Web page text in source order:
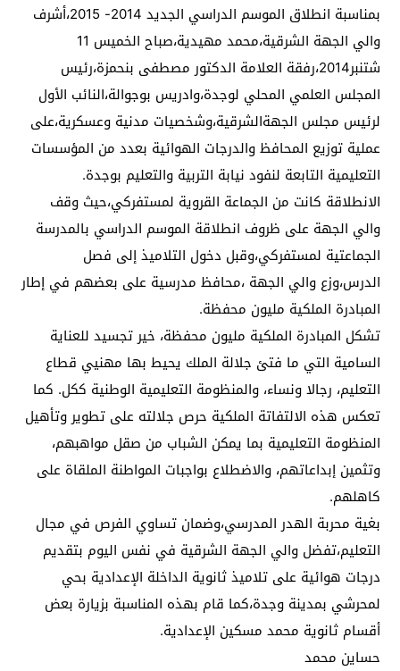
بمناسبة انطلاق الموسم الدراسي الجديد 2014- 2015،أشرف
والي الجهة الشرقية،محمد مهيدية،صباح الخميس 11
شتنبر2014،رفقة العلامة الدكتور مصطفى بنحمزة،رئيس
المجلس العلمي المحلي لوجدة،وادريس بوجوالة،النائب الأول
لرئيس مجلس الجهةالشرقية،وشخصيات مدنية وعسكرية،على
عملية توزيع المحافظ والدرجات الهوائية بعدد من المؤسسات
التعليمية التابعة لنفود نيابة التربية والتعليم بوجدة.
الانطلاقة كانت من الجماعة القروية لمستفركي،حيث وقف
والي الجهة على ظروف انطلاقة الموسم الدراسي بالمدرسة
الجماعتية لمستفركي،وقبل دخول التلاميذ إلى فصل
الدرس،وزع والي الجهة ،محافظ مدرسية على بعضهم في إطار
المبادرة الملكية مليون محفظة.
تشكل المبادرة الملكية مليون محفظة، خير تجسيد للعناية
السامية التي ما فتئ جلالة الملك يحيط بها مهنيي قطاع
التعليم، رجالا ونساء، والمنظومة التعليمية الوطنية ككل. كما
تعكس هذه الالتفاتة الملكية حرص جلالته على تطوير وتأهيل
المنظومة التعليمية بما يمكن الشباب من صقل مواهبهم،
وتثمين إبداعاتهم، والاضطلاع بواجبات المواطنة الملقاة على
كاهلهم.
بغية محربة الهدر المدرسي،وضمان تساوي الفرص في مجال
التعليم،تفضل والي الجهة الشرقية في نفس اليوم بتقديم
درجات هوائية على تلاميذ ثانوية الداخلة الإعدادية بحي
لمحرشي بمدينة وجدة،كما قام بهذه المناسبة بزيارة بعض
أقسام ثانوية محمد مسكين الإعدادية.
حساين محمد